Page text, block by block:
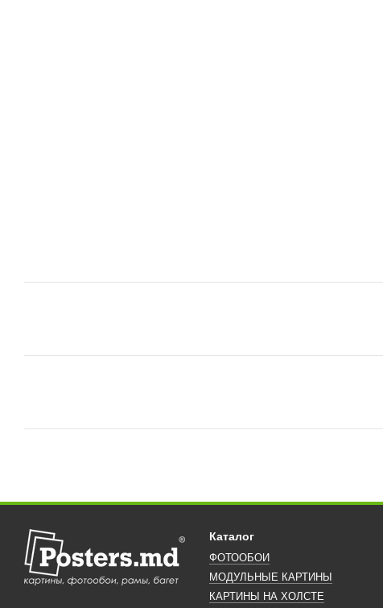
Каталог
ФОТООБОИ
МОДУЛЬНЫЕ КАРТИНЫ
КАРТИНЫ НА ХОЛСТЕ